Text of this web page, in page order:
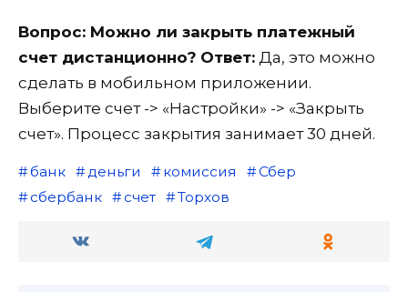
Вопрос: Можно ли закрыть платежный
счет дистанционно? Ответ: Да, это можно
сделать в мобильном приложении.
Выберите счет -> «Настройки» -> «Закрыть
счет». Процесс закрытия занимает 30 дней.
банк деньги комиссия
Сбер
сбербанк
счет Торхов